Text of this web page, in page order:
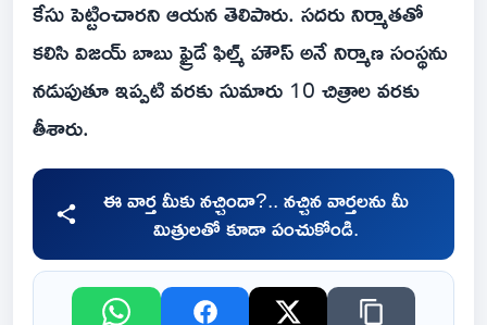
కేసు పెట్టించార‌ని ఆయ‌న తెలిపారు. స‌ద‌రు నిర్మాత‌తో
క‌లిసి విజయ్ బాబు ఫ్రైడే ఫిల్మ్‌ హౌస్‌ అనే నిర్మాణ సంస్థను
న‌డుపుతూ ఇప్ప‌టి వ‌ర‌కు సుమారు 10 చిత్రాల వ‌ర‌కు
తీశారు.
ఈ వార్త మీకు నచ్చిందా?.. నచ్చిన వార్తలను మీ
మిత్రులతో కూడా పంచుకోండి.